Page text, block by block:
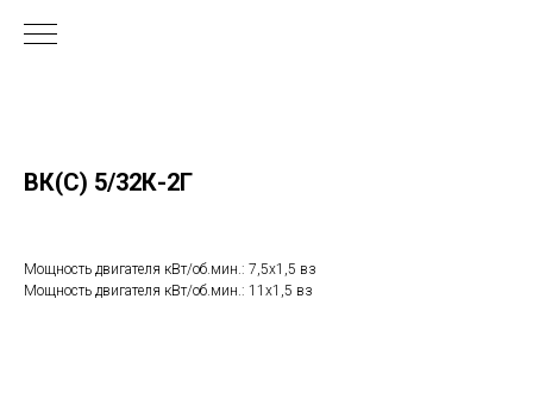
ВК(С) 5/32К-2Г
Мощность двигателя кВт/об.мин.: 7,5х1,5 вз
Мощность двигателя кВт/об.мин.: 11х1,5 вз